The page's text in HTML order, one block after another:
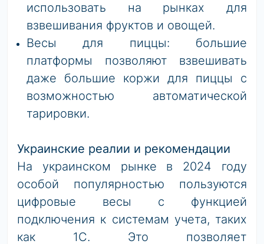
использовать на рынках для
взвешивания фруктов и овощей.
Весы для пиццы: большие
платформы позволяют взвешивать
даже большие коржи для пиццы с
возможностью автоматической
тарировки.
Украинские реалии и рекомендации
На украинском рынке в 2024 году
особой популярностью пользуются
цифровые весы с функцией
подключения к системам учета, таких
как 1С. Это позволяет